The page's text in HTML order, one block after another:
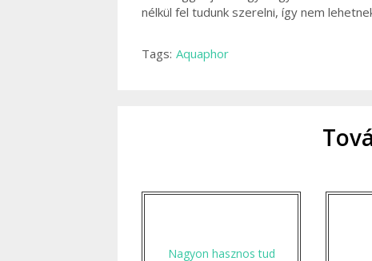
nélkül fel tudunk szerelni, így nem
Tags: Aquaphor
Nagyon hasznos tud